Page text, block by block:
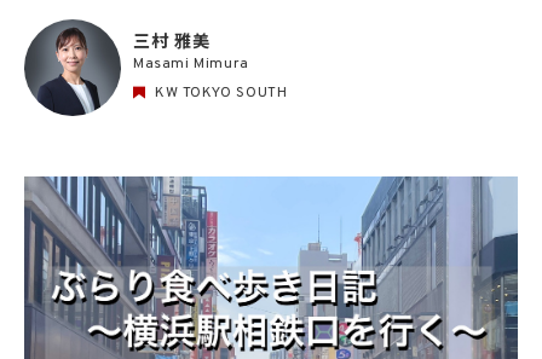
三村 雅美
Masami Mimura
KW TOKYO SOUTH